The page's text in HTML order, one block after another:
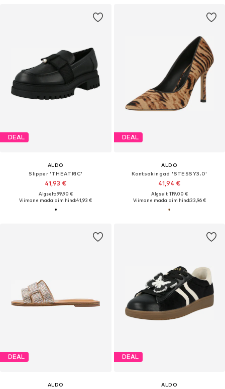
DEAL
ALDO
Slipper 'THEATRIC'
41,93 €
Algselt: 99,90 €
Viimane madalaim hind:41,93 €
DEAL
ALDO
Kontsakingad 'STESSY3.0'
41,94 €
Algselt: 119,00 €
Viimane madalaim hind:33,96 €
DEAL
ALDO
DEAL
ALDO